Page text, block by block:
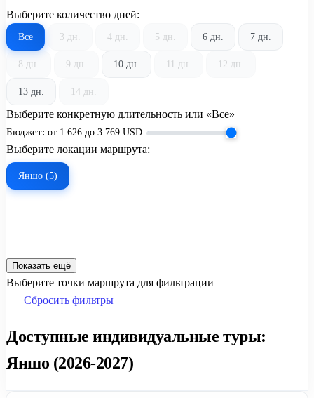
Выберите количество дней:
Все 3 дн. 4 дн. 5 дн. 6 дн. 7 дн.
8 дн. 9 дн. 10 дн. 11 дн. 12 дн.
13 дн. 14 дн.
Выберите конкретную длительность или «Все»
Бюджет: от 1 626 до 3 769 USD
Выберите локации маршрута:
Яншо (5)
Показать ещё
Выберите точки маршрута для фильтрации
Сбросить фильтры
Доступные индивидуальные туры:
Яншо (2026-2027)